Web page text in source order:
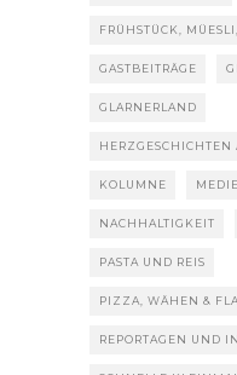
FRÜHSTÜCK,
GASTBEITRÄGE
GLARNERLAND
HERZGESCHICHTEN
KOLUMNE
NACHHALTIGKEIT
PASTA UND REIS
PIZZA, WÄHEN &
REPORTAGEN UND